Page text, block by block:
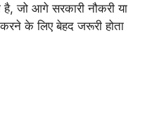
जो आगे सरकारी नौकरी या
के लिए बेहद जरूरी होता